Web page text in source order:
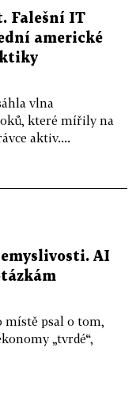
Falešní IT
americké
vlna
které mířily na
aktiv....
AI
místě psal o tom,
„tvrdé“,